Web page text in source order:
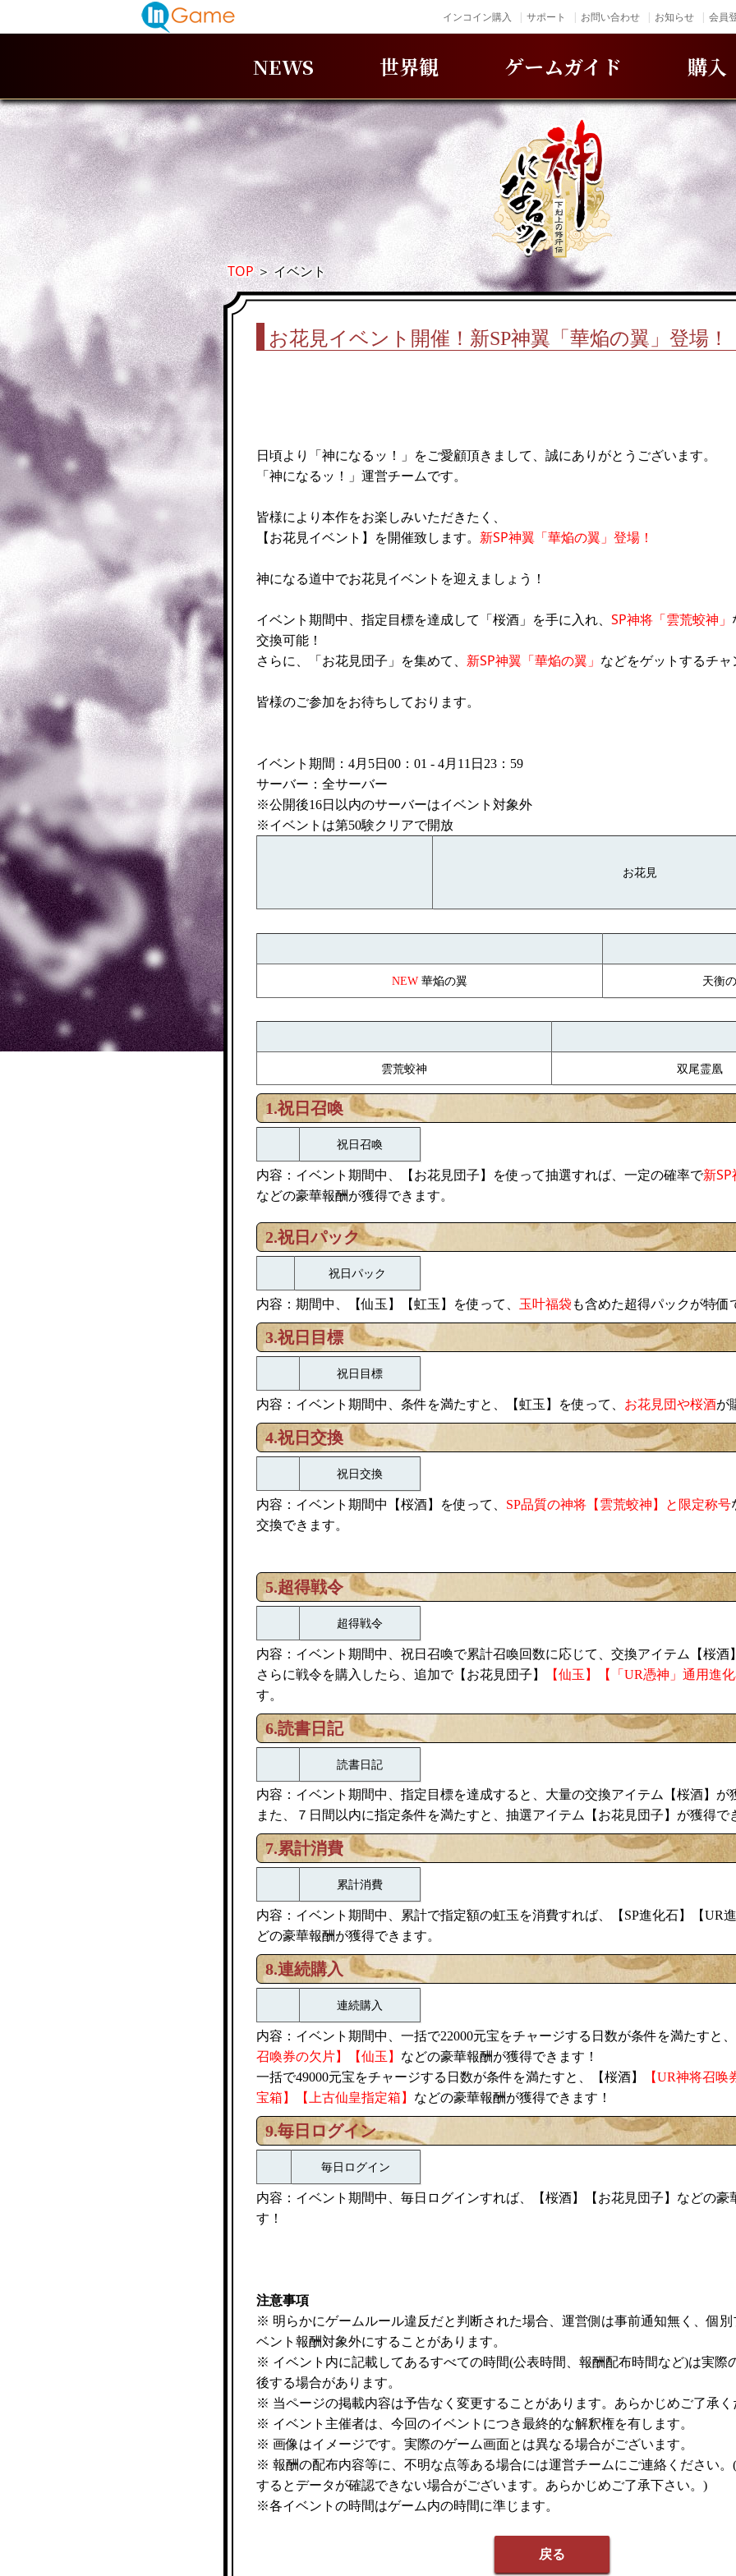
インコイン購入 サポート お問い合わせ お知らせ 会員
NEWS 世界観 ゲームガイド 購入
TOP＞イベント
お花見イベント開催！新SP神翼「華焔の翼」登場！
日頃より「神になるッ！」をご愛顧頂きまして、誠にありがとうございます。
「神になるッ！」運営チームです。
皆様により本作をお楽しみいただきたく、
【お花見イベント】を開催致します。 新SP神翼「華焔の翼」登場！
神になる道中でお花見イベントを迎えましょう！
イベント期間中、指定目標を達成して「桜酒」を手に入れ、 SP神将「雲荒蛟神」
交換可能！
さらに、「お花見団子」を集めて、 新SP神翼「華焔の翼」 などをゲットするチャ
皆様のご参加をお待ちしております。
イベント期間：4月5日00：01 - 4月11日23：59
サーバー：全サーバー
※公開後16日以内のサーバーはイベント対象外
※イベントは第50験クリアで開放
お花見
NEW 華焔の翼 天衡
雲荒蛟神 双尾霊凰
1.祝日召喚
祝日召喚
内容：イベント期間中、【 お花見団子 】を使って抽選すれば、一定の確率で新
などの豪華報酬が獲得できます。
2.祝日パック
祝日パック
内容：期間中、【仙玉】【虹玉】を使って、 玉叶福袋 も含めた超得パックが特価
3.祝日目標
祝日目標
内容：イベント期間中、条件を満たすと、【虹玉】を使って、 お花見団や桜酒が
4.祝日交換
祝日交換
内容：イベント期間中【桜酒】を使って、 SP品質の神将【 雲荒蛟神 】と限定称号
交換できます。
5.超得戦令
超得戦令
内容：イベント期間中、祝日召喚で累計召喚回数に応じて、交換アイテム【桜酒
さらに戦令を購入したら、追加で【 お花見団子 】
【仙玉】【「UR憑神」通用進
す。
6.読書日記
読書日記
内容：イベント期間中、指定目標を達成すると、大量の交換アイテム【桜酒】が
また、７日間以内に指定条件を満たすと、抽選アイテム【 お花見団子 】が獲得で
7.累計消費
累計消費
内容：イベント期間中、累計で指定額の虹玉を消費すれば、【SP進化石】【UR
どの豪華報酬が獲得できます。
8.連続購入
連続購入
内容：イベント期間中、一括で22000元宝をチャージする日数が条件を満たすと
召喚券の欠片】【仙玉】 などの豪華報酬が獲得できます！
一括で49000元宝をチャージする日数が条件を満たすと、【桜酒】
【UR神将召
宝箱】【上古仙皇指定箱】 などの豪華報酬が獲得できます！
9.毎日ログイン
毎日ログイン
内容：イベント期間中、毎日ログインすれば、【桜酒】【 お花見団子 】などの豪
す！
注意事項
※ 明らかにゲームルール違反だと判断された場合、運営側は事前通知無く、個
ベント報酬対象外にすることがあります。
※ イベント内に記載してあるすべての時間(公表時間、報酬配布時間など)は実際
後する場合があります。
※ 当ページの掲載内容は予告なく変更することがあります。あらかじめご了承く
※ イベント主催者は、今回のイベントにつき最終的な解釈権を有します。
※ 画像はイメージです。実際のゲーム画面とは異なる場合がございます。
※ 報酬の配布内容等に、不明な点等ある場合には運営チームにご連絡ください
するとデータが確認できない場合がございます。あらかじめご了承下さい。)
※各イベントの時間はゲーム内の時間に準じます。
戻る